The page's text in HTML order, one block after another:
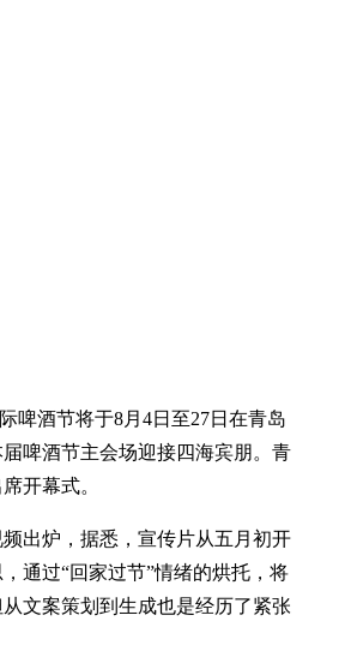
啤酒节将于8月4日至27日在青岛
啤酒节主会场迎接四海宾朋。青
开幕式。
出炉，据悉，宣传片从五月初开
通过“回家过节”情绪的烘托，将
文案策划到生成也是经历了紧张